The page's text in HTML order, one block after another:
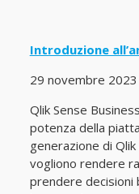
Introduzione
29 novembre 2023
Qlik Sense
potenza della
generazione di
vogliono rendere
prendere decisioni